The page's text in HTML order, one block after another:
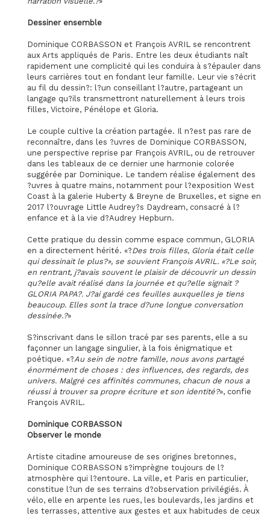
Dessiner ensemble
Dominique CORBASSON et François AVRIL se rencontrent
aux Arts appliqués de Paris. Entre les deux étudiants naît
rapidement une complicité qui les conduira à s?épauler dans
leurs carrières tout en fondant leur famille. Leur vie s?écrit
au fil du dessin?: l?un conseillant l?autre, partageant un
langage qu?ils transmettront naturellement à leurs trois
filles, Victoire, Pénélope et Gloria.
Le couple cultive la création partagée. Il n?est pas rare de
reconnaître, dans les ?uvres de Dominique CORBASSON,
une perspective reprise par François AVRIL, ou de retrouver
dans les tableaux de ce dernier une harmonie colorée
suggérée par Dominique. Le tandem réalise également des
?uvres à quatre mains, notamment pour l?exposition West
Coast à la galerie Huberty & Breyne de Bruxelles, et signe en
2017 l?ouvrage Little Audrey?s Daydream, consacré à l?
enfance et à la vie d?Audrey Hepburn.
Cette pratique du dessin comme espace commun, GLORIA
en a directement hérité. «?Des trois filles, Gloria était celle
qui dessinait le plus?», se souvient François AVRIL. «?Le soir,
en rentrant, j?avais souvent le plaisir de découvrir un dessin
qu?elle avait réalisé dans la journée et qu?elle signait ?
GLORIA PAPA?. J?ai gardé ces feuilles auxquelles je tiens
beaucoup. Elles sont la trace d?une longue conversation
dessinée.?»
S?inscrivant dans le sillon tracé par ses parents, elle a su
façonner un langage singulier, à la fois énigmatique et
poétique. «?Au sein de notre famille, nous avons partagé
énormément de choses : des influences, des regards, des
univers. Malgré ces affinités communes, chacun de nous a
réussi à trouver sa propre écriture et son identité?», confie
François AVRIL.
Dominique CORBASSON
Observer le monde
Artiste citadine amoureuse de ses origines bretonnes,
Dominique CORBASSON s?imprègne toujours de l?
atmosphère qui l?entoure. La ville, et Paris en particulier,
constitue l?un de ses terrains d?observation privilégiés. À
vélo, elle en arpente les rues, les boulevards, les jardins et
les terrasses, attentive aux gestes et aux habitudes de ceux